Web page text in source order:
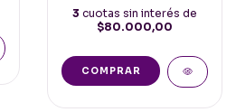
3 cuotas sin interés de
$80.000,00
COMPRAR